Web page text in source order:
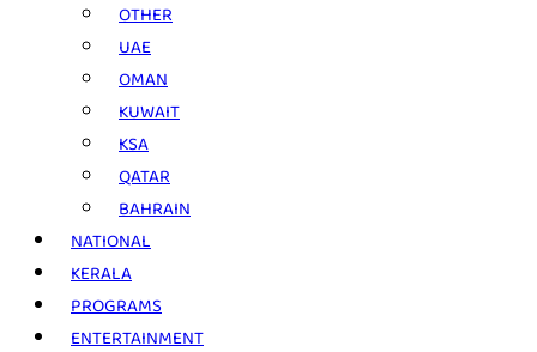
OTHER
UAE
OMAN
KUWAIT
KSA
QATAR
BAHRAIN
NATIONAL
KERALA
PROGRAMS
ENTERTAINMENT